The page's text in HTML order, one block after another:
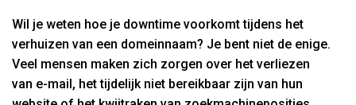
Wil je weten hoe je downtime voorkomt tijdens het
verhuizen van een domeinnaam? Je bent niet de enige.
Veel mensen maken zich zorgen over het verliezen
van e-mail, het tijdelijk niet bereikbaar zijn van hun